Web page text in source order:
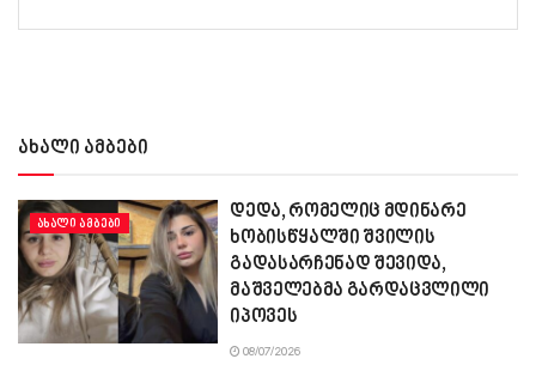
ახალი ამბები
ᲐᲮᲐᲚᲘ ᲐᲛᲑᲔᲑᲘ
დედა, რომელიც მდინარე
ხობისწყალში შვილის
გადასარჩენად შევიდა,
მაშველებმა გარდაცვლილი
იპოვეს
08/07/2026